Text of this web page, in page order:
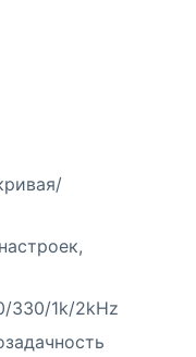
330/1k/2kHz